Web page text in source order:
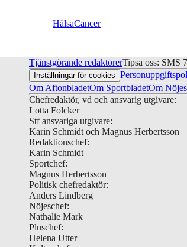
HälsaCancer
Tjänstgörande redaktörerTipsa oss: SMS
Inställningar för cookies
Om AftonbladetOm SportbladetOm
Chefredaktör, vd och ansvarig utgivare:
Lotta Folcker
Stf ansvariga utgivare:
Karin Schmidt och Magnus Herbertsson
Redaktionschef:
Karin Schmidt
Sportchef:
Magnus Herbertsson
Politisk chefredaktör:
Anders Lindberg
Nöjeschef:
Nathalie Mark
Pluschef:
Helena Utter